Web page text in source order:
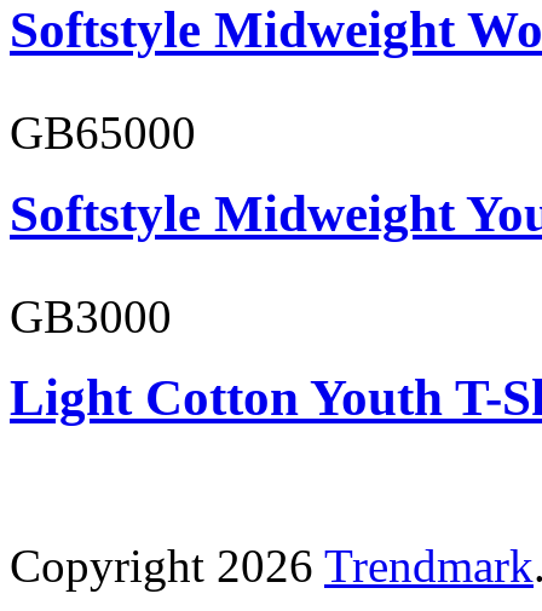
Softstyle Midweight
GB65000
Softstyle Midweight
GB3000
Light Cotton Youth T-
Copyright 2026 Trendmark